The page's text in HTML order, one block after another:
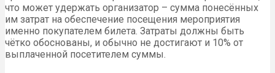
Срок, за который можно вернуть билеты, обычно
различается в зависимости от мероприятия: в
кинотеатрах есть возможность возврата почти перед
самым началом сеанса, за час-два, в театре обычно